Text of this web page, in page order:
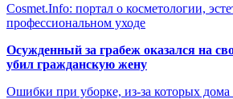
Cosmet.Info: портал о косметологии,
профессиональном уходе
Осужденный за грабеж оказался на
убил гражданскую жену
Ошибки при уборке, из-за которых дома